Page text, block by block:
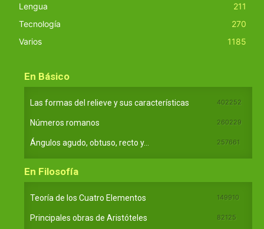
Lengua
211
Tecnología
270
Varios
1185
En Básico
Las formas del relieve y sus características 402252
Números romanos 260229
Ángulos agudo, obtuso, recto y... 257661
En Filosofía
Teoría de los Cuatro Elementos 149910
Principales obras de Aristóteles 82125